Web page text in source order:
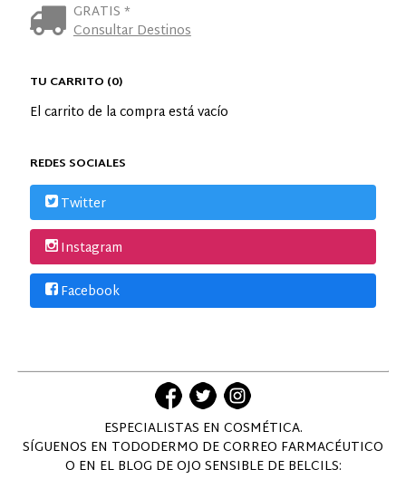
GRATIS *
Consultar Destinos
TU CARRITO (0)
El carrito de la compra está vacío
REDES SOCIALES
Twitter
Instagram
Facebook
ESPECIALISTAS EN COSMÉTICA.
SÍGUENOS EN TODODERMO DE CORREO FARMACÉUTICO
O EN EL BLOG DE OJO SENSIBLE DE BELCILS: